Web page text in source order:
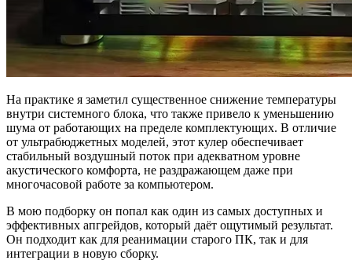
На практике я заметил существенное снижение температуры
внутри системного блока, что также привело к уменьшению
шума от работающих на пределе комплектующих. В отличие
от ультрабюджетных моделей, этот кулер обеспечивает
стабильный воздушный поток при адекватном уровне
акустического комфорта, не раздражающем даже при
многочасовой работе за компьютером.
В мою подборку он попал как один из самых доступных и
эффективных апгрейдов, который даёт ощутимый результат.
Он подходит как для реанимации старого ПК, так и для
интеграции в новую сборку.